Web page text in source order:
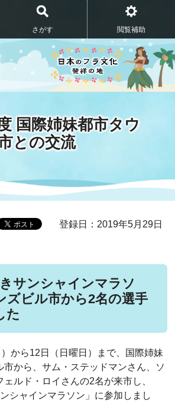
さがす 閲覧補助
国際姉妹都市タウ
との交流
登録日：2019年5月29日
きサンシャインマラソ
ズビル市から2名の選手
た
から12日（日曜日）まで、国際姉妹
市から、サム・ステッドマンさん、ソ
ルド・ロイさんの2名が来市し、
ンシャインマラソン」に参加しまし